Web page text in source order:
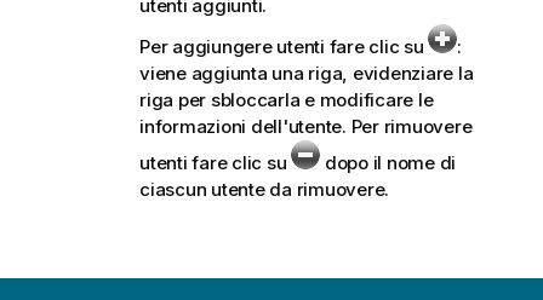
utenti aggiunti.
Per aggiungere utenti fare clic su
:
viene aggiunta una riga, evidenziare la
riga per sbloccarla e modificare le
informazioni dell'utente. Per rimuovere
utenti fare clic su
dopo il nome di
ciascun utente da rimuovere.